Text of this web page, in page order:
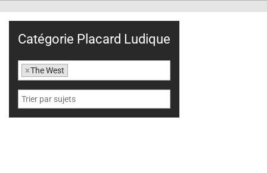
Catégorie Placard Ludique
×The West